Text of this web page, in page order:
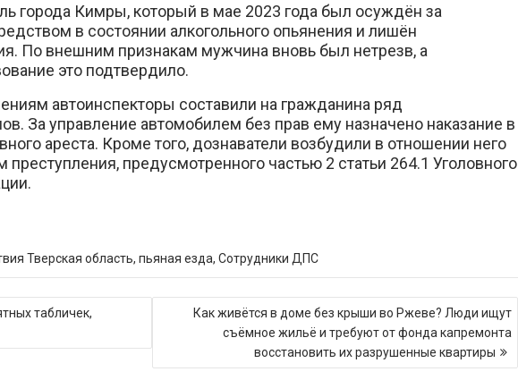
города Кимры, который в мае 2023 года был осуждён за
в состоянии алкогольного опьянения и лишён
По внешним признакам мужчина вновь был нетрезв, а
это подтвердило.
автоинспекторы составили на гражданина ряд
За управление автомобилем без прав ему назначено наказание в
ареста. Кроме того, дознаватели возбудили в отношении него
преступления, предусмотренного частью 2 статьи 264.1 Уголовного
Тверская область, пьяная езда, Сотрудники ДПС
табличек,
Как живётся в доме без крыши во Ржеве? Люди ищут
съёмное жильё и требуют от фонда капремонта
восстановить их разрушенные квартиры